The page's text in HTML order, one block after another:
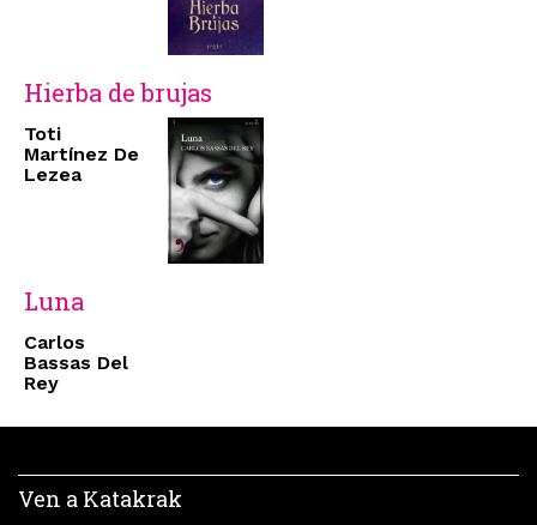
Hierba de brujas
Toti
Martínez De
Lezea
Luna
Carlos
Bassas Del
Rey
Ven a Katakrak